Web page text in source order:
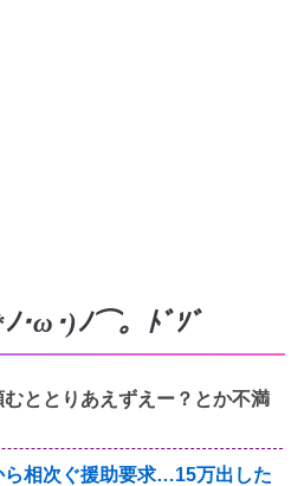
･ω･)ﾉ⌒。ﾄﾞｿﾞ
ととりあえずえー？とか不満
ら相次ぐ援助要求…15万出した